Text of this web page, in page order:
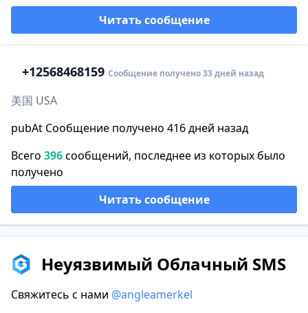
Читать сообщение
+12568468159 Сообщение получено 33 дней назад
美国 USA
pubAt Сообщение получено 416 дней назад
Всего 396сообщений, последнее из которых было
получено
Читать сообщение
Неуязвимый Облачный SMS
Свяжитесь с нами @angleamerkel